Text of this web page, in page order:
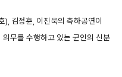
), 김정훈, 이진욱의 축하공연이
무를 수행하고 있는 군인의 신분